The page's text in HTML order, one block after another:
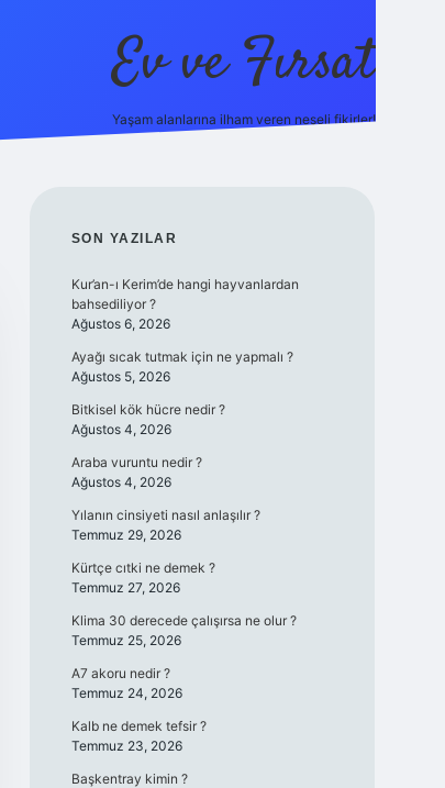
Ev ve Fırsat
Yaşam alanlarına ilham veren neşeli fikirler!
SIDEBAR
SON YAZILAR
Kur’an-ı Kerim’de hangi hayvanlardan
bahsediliyor ?
Ağustos 6, 2026
Ayağı sıcak tutmak için ne yapmalı ?
Ağustos 5, 2026
Bitkisel kök hücre nedir ?
Ağustos 4, 2026
Araba vuruntu nedir ?
Ağustos 4, 2026
Yılanın cinsiyeti nasıl anlaşılır ?
Temmuz 29, 2026
Kürtçe cıtki ne demek ?
Temmuz 27, 2026
Klima 30 derecede çalışırsa ne olur ?
Temmuz 25, 2026
A7 akoru nedir ?
Temmuz 24, 2026
Kalb ne demek tefsir ?
Temmuz 23, 2026
Başkentray kimin ?